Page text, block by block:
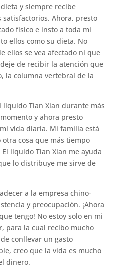
y siempre recibe
satisfactorios. Ahora, presto
físico e insto a toda mi
ellos como su dieta. No
ellos se vea afectado ni que
de recibir la atención que
la columna vertebral de la
líquido Tian Xian durante más
y ahora presto
vida diaria. Mi familia está
cosa que más tiempo
líquido Tian Xian me ayuda
lo distribuye me sirve de
a la empresa chino-
y preocupación. ¡Ahora
tengo! No estoy solo en mi
para la cual recibo mucho
conllevar un gasto
creo que la vida es mucho
dinero.